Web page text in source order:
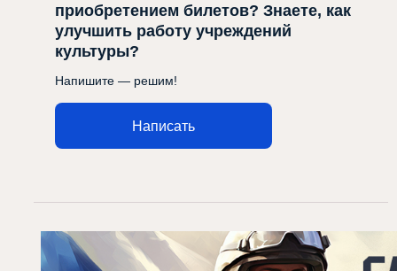
приобретением билетов? Знаете, как
улучшить работу учреждений
культуры?
Напишите — решим!
Написать